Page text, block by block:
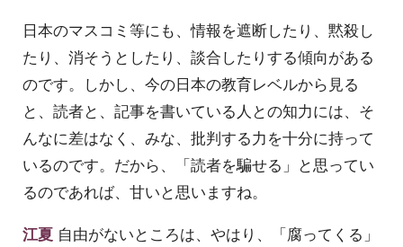
日本のマスコミ等にも、情報を遮断したり、黙殺し
たり、消そうとしたり、談合したりする傾向がある
のです。しかし、今の日本の教育レベルから見る
と、読者と、記事を書いている人との知力には、そ
んなに差はなく、みな、批判する力を十分に持って
いるのです。だから、「読者を騙せる」と思ってい
るのであれば、甘いと思いますね。
江夏 自由がないところは、やはり、「腐ってくる」